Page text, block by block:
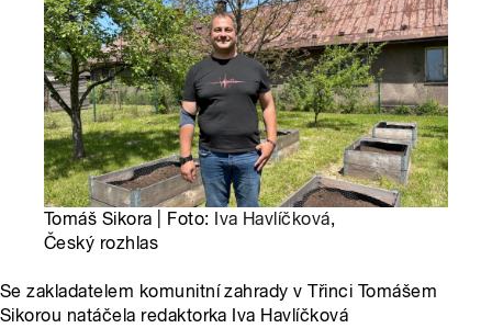
Tomáš Sikora | Foto: Iva Havlíčková,
Český rozhlas
Se zakladatelem komunitní zahrady v Třinci Tomášem
Sikorou natáčela redaktorka Iva Havlíčková